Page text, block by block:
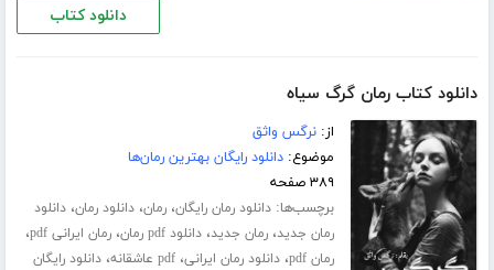
دانلود کتاب
دانلود کتاب رمان گرگ سیاه
از:نرگس واثق
موضوع:دانلود رایگان بهترین رمان‌ها
۳۸۹ صفحه
برچسب‌ها:دانلود رمان رایگان،رمان،دانلود رمان،دانلود
رمان جدید،رمان جدید،دانلود pdf رمان ،رمان ایرانی pdf ،
رمان pdf ،دانلود رمان ایرانی،pdf عاشقانه ،دانلود رایگان